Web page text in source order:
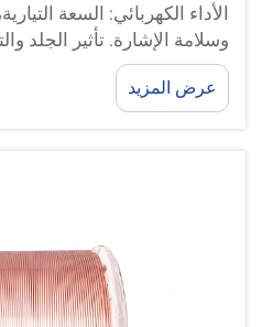
الأداء الكهربائي: السعة
وسلامة الإشارة. تأثير الجلد
الأسلاك النحاسية المغلفة
تأثير الجلد تركّز الإشارات
الموصل، مما يؤدي إلى زيادة...
عرض المزيد